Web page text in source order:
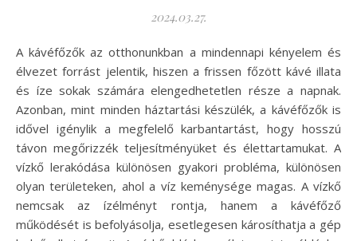
2024.03.27.
A kávéfőzők az otthonunkban a mindennapi kényelem és
élvezet forrást jelentik, hiszen a frissen főzött kávé illata
és íze sokak számára elengedhetetlen része a napnak.
Azonban, mint minden háztartási készülék, a kávéfőzők is
idővel igénylik a megfelelő karbantartást, hogy hosszú
távon megőrizzék teljesítményüket és élettartamukat. A
vízkő lerakódása különösen gyakori probléma, különösen
olyan területeken, ahol a víz keménysége magas. A vízkő
nemcsak az ízélményt rontja, hanem a kávéfőző
működését is befolyásolja, esetlegesen károsíthatja a gép